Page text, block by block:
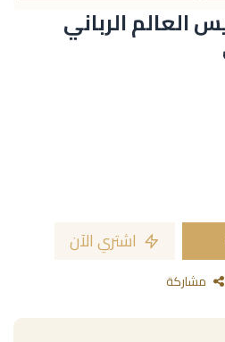
العالم الرباني
اشتري الآن
مشاركة